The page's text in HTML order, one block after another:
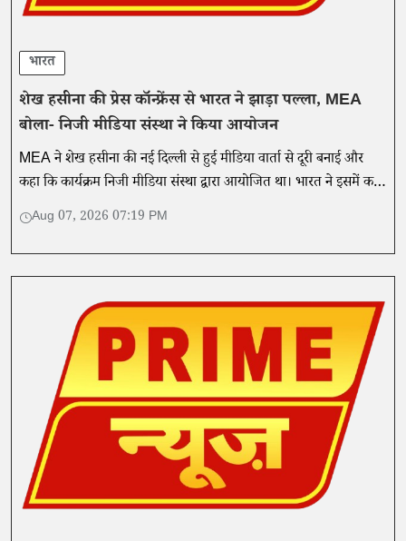
भारत
शेख हसीना की प्रेस कॉन्फ्रेंस से भारत ने झाड़ा पल्ला, MEA
बोला- निजी मीडिया संस्था ने किया आयोजन
MEA ने शेख हसीना की नई दिल्ली से हुई मीडिया वार्ता से दूरी बनाई और
कहा कि कार्यक्रम निजी मीडिया संस्था द्वारा आयोजित था। भारत ने इसमें कही
गई बातों का समर्थन नहीं किया।
Aug 07, 2026 07:19 PM